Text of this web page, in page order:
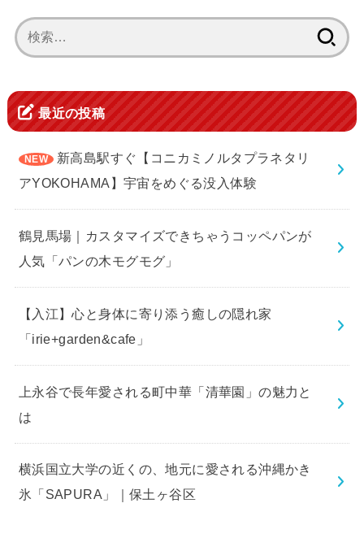
索:
最近の投稿
新高島駅すぐ【コニカミノルタプラネタリ
アYOKOHAMA】宇宙をめぐる没入体験
鶴見馬場｜カスタマイズできちゃうコッペパンが
人気「パンの木モグモグ」
【入江】心と身体に寄り添う癒しの隠れ家
「irie+garden&cafe」
上永谷で長年愛される町中華「清華園」の魅力と
は
横浜国立大学の近くの、地元に愛される沖縄かき
氷「SAPURA」｜保土ヶ谷区